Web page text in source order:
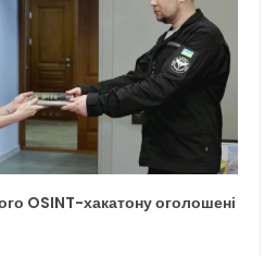
OSINT-хакатону оголошені